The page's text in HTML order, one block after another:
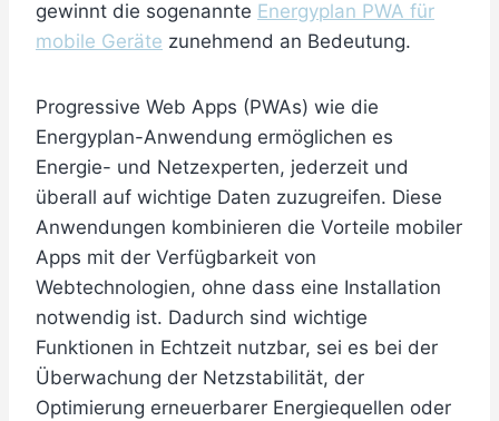
gewinnt die sogenannte Energyplan PWA für
mobile Geräte zunehmend an Bedeutung.
Progressive Web Apps (PWAs) wie die
Energyplan-Anwendung ermöglichen es
Energie- und Netzexperten, jederzeit und
überall auf wichtige Daten zuzugreifen. Diese
Anwendungen kombinieren die Vorteile mobiler
Apps mit der Verfügbarkeit von
Webtechnologien, ohne dass eine Installation
notwendig ist. Dadurch sind wichtige
Funktionen in Echtzeit nutzbar, sei es bei der
Überwachung der Netzstabilität, der
Optimierung erneuerbarer Energiequellen oder